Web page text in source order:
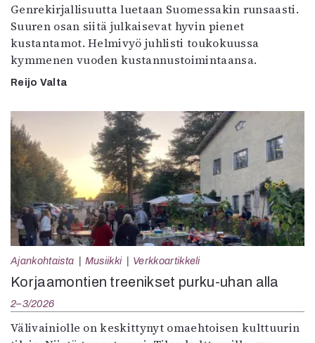
Genrekirjallisuutta luetaan Suomessakin runsaasti.
Suuren osan siitä julkaisevat hyvin pienet
kustantamot. Helmivyö juhlisti toukokuussa
kymmenen vuoden kustannustoimintaansa.
Reijo Valta
Ajankohtaista Musiikki Verkkoartikkeli
Korjaamontien treenikset purku-uhan alla
2–3/2026
Välivainiolle on keskittynyt omaehtoisen kulttuurin